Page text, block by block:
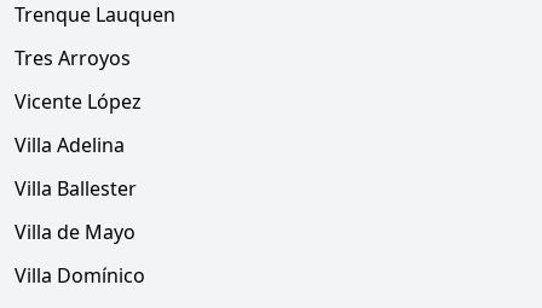
Trenque Lauquen
Tres Arroyos
Vicente López
Villa Adelina
Villa Ballester
Villa de Mayo
Villa Domínico